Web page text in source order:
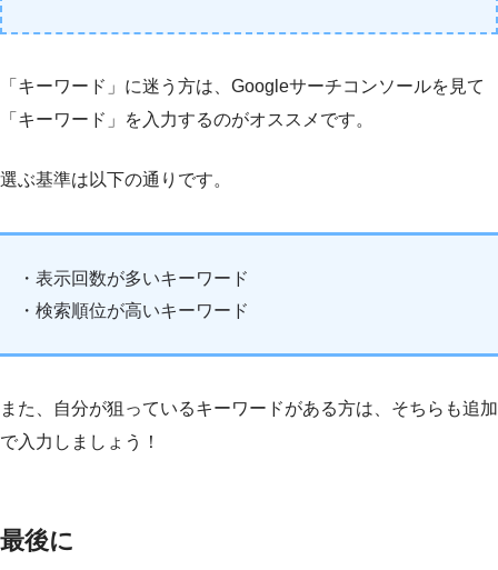
「キーワード」に迷う方は、Googleサーチコンソールを見て
「キーワード」を入力するのがオススメです。
選ぶ基準は以下の通りです。
・表示回数が多いキーワード
・検索順位が高いキーワード
また、自分が狙っているキーワードがある方は、そちらも追加
で入力しましょう！
最後に